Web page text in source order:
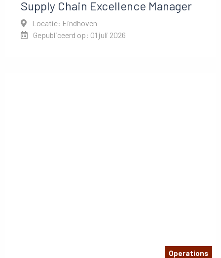
Supply Chain Excellence Manager
Locatie: Eindhoven
Gepubliceerd op: 01 juli 2026
Operations